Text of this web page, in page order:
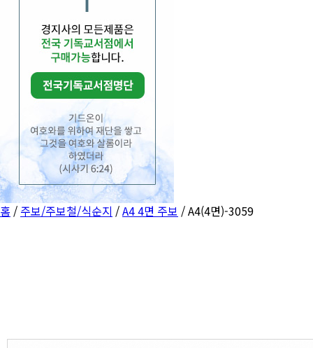
홈 / 주보/주보철/식순지 /A4 4면 주보 / A4(4면)-3059